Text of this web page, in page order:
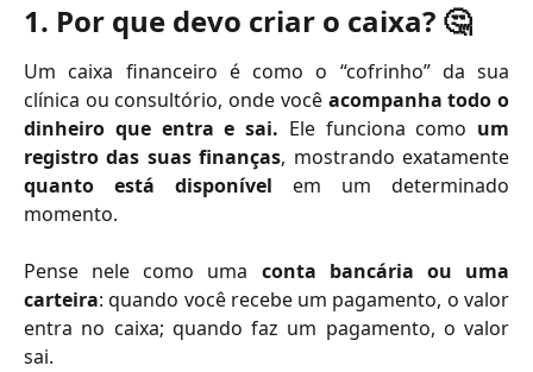
1. Por que devo criar o caixa? 🤔
Um caixa financeiro é como o “cofrinho” da sua
clínica ou consultório, onde você acompanha todo o
dinheiro que entra e sai. Ele funciona como um
registro das suas finanças, mostrando exatamente
quanto está disponível em um determinado
momento.
Pense nele como uma conta bancária ou uma
carteira: quando você recebe um pagamento, o valor
entra no caixa; quando faz um pagamento, o valor
sai.